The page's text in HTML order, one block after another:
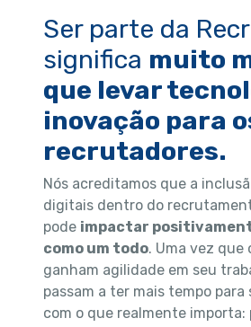
Ser parte da
significa muito
que levar
inovação para
recrutadores.
Nós acreditamos que a
digitais dentro do
pode impactar
como um todo. Uma vez
ganham agilidade em seu
passam a ter mais tempo para
com o que realmente importa: